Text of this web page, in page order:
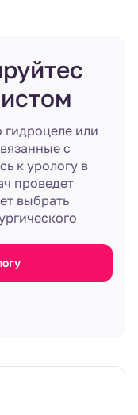
гидроцеле или
с
к урологу в
проведет
выбрать